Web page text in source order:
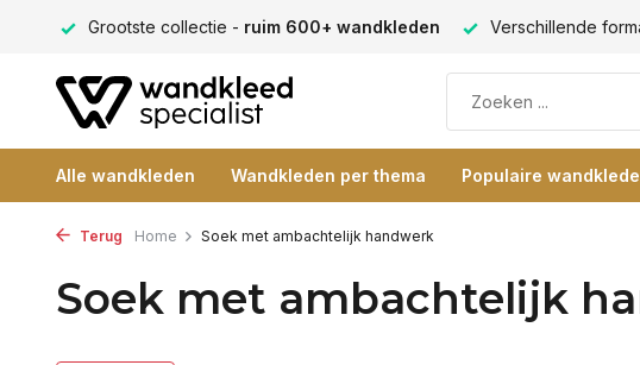
Grootste collectie - ruim 600+ wandkleden Verschillende
Alle wandkleden Wandkleden per thema Populaire
Terug Home Soek met ambachtelijk handwerk
Soek met ambachtelijk